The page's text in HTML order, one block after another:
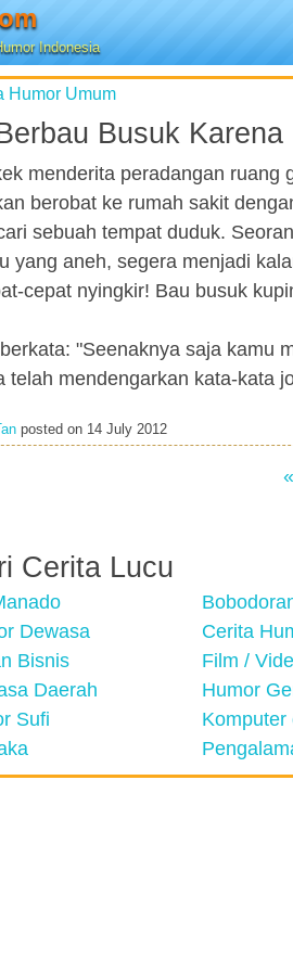
Indonesia
Humor Umum
Busuk
menderita peradangan
berobat ke rumah sakit
sebuah tempat duduk.
yang aneh, segera menjadi
cepat nyingkir! Bau busuk
"Seenaknya saja kamu
telah mendengarkan kata-kata
posted on 14 July 2012
Cerita Lucu
Dewasa
Cerita
Bisnis
Film /
Daerah
Humor
Sufi
Komputer